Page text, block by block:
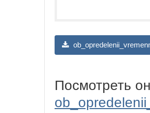
Посмотреть